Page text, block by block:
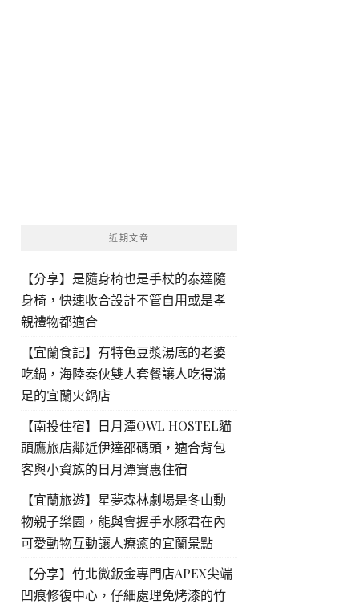
近期文章
【分享】是隨身椅也是手杖的泰達隨
身椅，快速收合設計不管自用或是孝
親禮物都適合
【宜蘭食記】有特色豆漿湯底的老婆
吃鍋，海陸奏伙雙人套餐讓人吃得滿
足的宜蘭火鍋店
【南投住宿】日月潭OWL HOSTEL貓
頭鷹旅店鄰近伊達邵碼頭，適合背包
客與小資族的日月潭實惠住宿
【宜蘭旅遊】星夢森林劇場是冬山動
物親子樂園，能與會握手水豚君在內
可愛動物互動讓人療癒的宜蘭景點
【分享】竹北微鈑金專門店APEX尖端
凹痕修復中心，仔細處理免烤漆的竹